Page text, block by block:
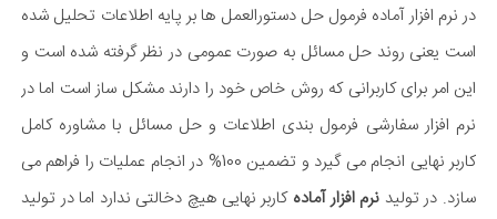
در نرم افزار آماده فرمول حل دستورالعمل ها بر پایه اطلاعات تحلیل شده
است یعنی روند حل مسائل به صورت عمومی در نظر گرفته شده است و
این امر برای کاربرانی که روش خاص خود را دارند مشکل ساز است اما در
نرم افزار سفارشی فرمول بندی اطلاعات و حل مسائل با مشاوره کامل
کاربر نهایی انجام می گیرد و تضمین 100% در انجام عملیات را فراهم می
سازد. در تولید نرم افزار آماده کاربر نهایی هیچ دخالتی ندارد اما در تولید